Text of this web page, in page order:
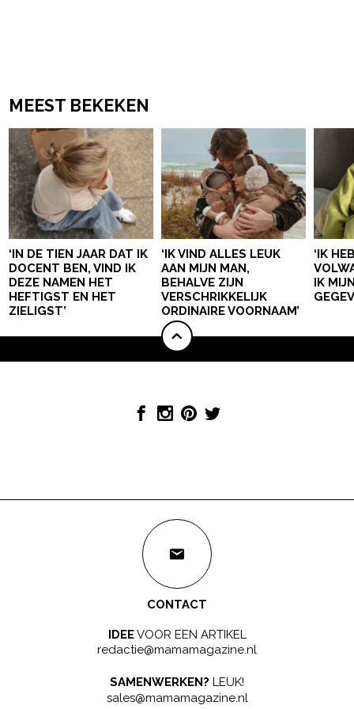
MEEST BEKEKEN
‘IN DE TIEN JAAR DAT IK
DOCENT BEN, VIND IK
DEZE NAMEN HET
HEFTIGST EN HET
ZIELIGST’
‘IK VIND ALLES LEUK
AAN MIJN MAN,
BEHALVE ZIJN
VERSCHRIKKELIJK
ORDINAIRE VOORNAAM’
‘IK
IK
CONTACT
IDEEVOOR EEN ARTIKEL
redactie@mamamagazine.nl
SAMENWERKEN? LEUK!
sales@mamamagazine.nl